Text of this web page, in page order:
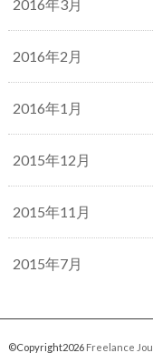
2016年3月
2016年2月
2016年1月
2015年12月
2015年11月
2015年7月
©Copyright2026 Freelance